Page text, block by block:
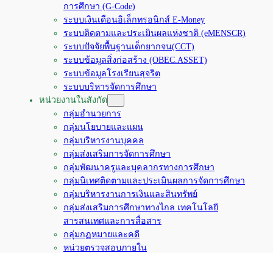
การศึกษา (G-Code)
ระบบเงินเดือนอิเล็กทรอนิกส์ E-Money
ระบบติดตามและประเมินผลแห่งชาติ (eMENSCR)
ระบบปัจจัยพื้นฐานเด็กยากจน(CCT)
ระบบข้อมูลสิ่งก่อสร้าง (OBEC.ASSET)
ระบบข้อมูลโรงเรียนสุจริต
ระบบบริหารจัดการศึกษา
หน่วยงานในสังกัด
กลุ่มอำนวยการ
กลุ่มนโยบายและแผน
กลุ่มบริหารงานบุคคล
กลุ่มส่งเสริมการจัดการศึกษา
กลุ่มพัฒนาครูและบุคลากรทางการศึกษา
กลุ่มนิเทศติดตามและประเมินผลการจัดการศึกษา
กลุ่มบริหารงานการเงินและสินทรัพย์
กลุ่มส่งเสริมการศึกษาทางไกล เทคโนโลยี
สารสนเทศและการสื่อสาร
กลุ่มกฏหมายและคดี
หน่วยตรวจสอบภายใน